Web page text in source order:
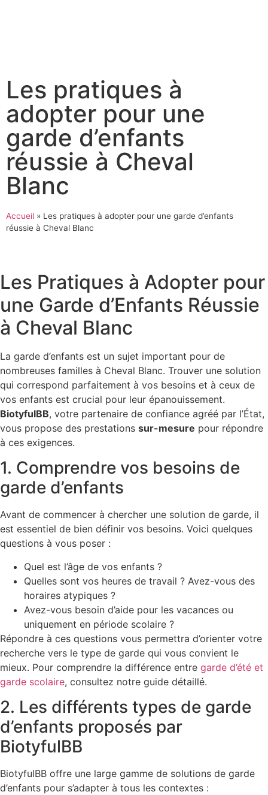
Les pratiques à
adopter pour une
garde d’enfants
réussie à Cheval
Blanc
Accueil » Les pratiques à adopter pour une garde d’enfants
réussie à Cheval Blanc
Les Pratiques à Adopter pour
une Garde d’Enfants Réussie
à Cheval Blanc
La garde d’enfants est un sujet important pour de
nombreuses familles à Cheval Blanc. Trouver une solution
qui correspond parfaitement à vos besoins et à ceux de
vos enfants est crucial pour leur épanouissement.
BiotyfulBB, votre partenaire de confiance agréé par l’État,
vous propose des prestations sur-mesure pour répondre
à ces exigences.
1. Comprendre vos besoins de
garde d’enfants
Avant de commencer à chercher une solution de garde, il
est essentiel de bien définir vos besoins. Voici quelques
questions à vous poser :
Quel est l’âge de vos enfants ?
Quelles sont vos heures de travail ? Avez-vous des
horaires atypiques ?
Avez-vous besoin d’aide pour les vacances ou
uniquement en période scolaire ?
Répondre à ces questions vous permettra d’orienter votre
recherche vers le type de garde qui vous convient le
mieux. Pour comprendre la différence entre garde d’été et
garde scolaire, consultez notre guide détaillé.
2. Les différents types de garde
d’enfants proposés par
BiotyfulBB
BiotyfulBB offre une large gamme de solutions de garde
d’enfants pour s’adapter à tous les contextes :